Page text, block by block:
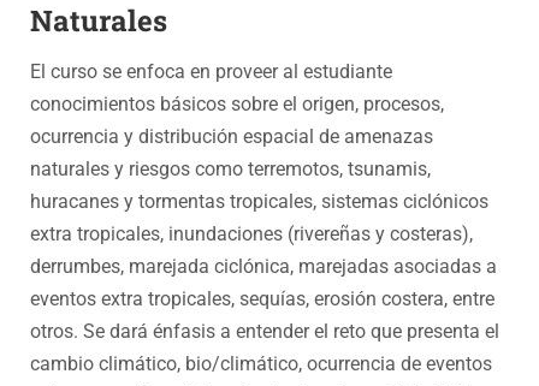
Naturales
El curso se enfoca en proveer al estudiante
conocimientos básicos sobre el origen, procesos,
ocurrencia y distribución espacial de amenazas
naturales y riesgos como terremotos, tsunamis,
huracanes y tormentas tropicales, sistemas ciclónicos
extra tropicales, inundaciones (rivereñas y costeras),
derrumbes, marejada ciclónica, marejadas asociadas a
eventos extra tropicales, sequías, erosión costera, entre
otros. Se dará énfasis a entender el reto que presenta el
cambio climático, bio/climático, ocurrencia de eventos